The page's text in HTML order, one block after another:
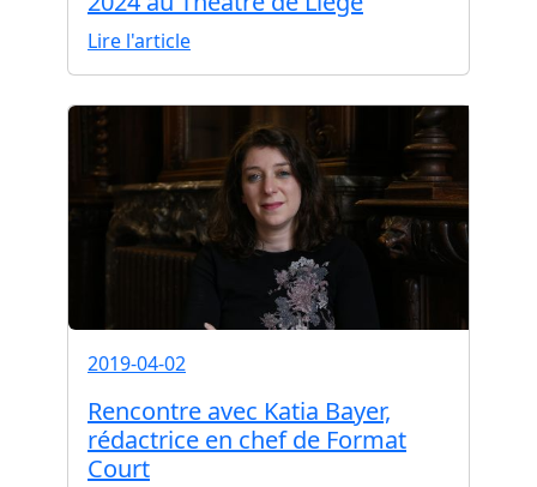
Lire l'article
2019-04-02
Rencontre avec Katia Bayer,
rédactrice en chef de Format
Court